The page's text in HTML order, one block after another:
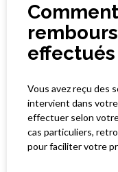
effectués
Vous avez reçu des
intervient dans
effectuer selon
cas particuliers,
pour faciliter votre